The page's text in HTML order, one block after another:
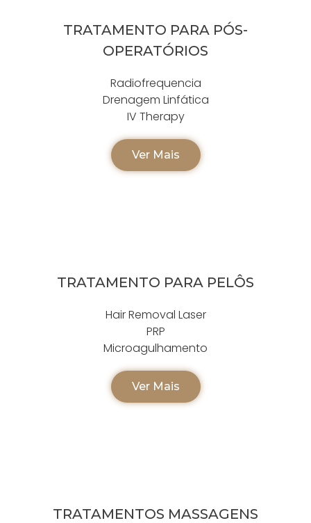
TRATAMENTO PARA PÓS-
OPERATÓRIOS
Radiofrequencia
Drenagem Linfática
IV Therapy
Ver Mais
TRATAMENTO PARA PELÔS
Hair Removal Laser
PRP
Microagulhamento
Ver Mais
TRATAMENTOS MASSAGENS